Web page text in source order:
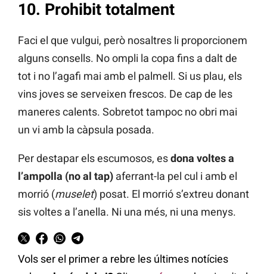
10. Prohibit totalment
Faci el que vulgui, però nosaltres li proporcionem
alguns consells. No ompli la copa fins a dalt de
tot i no l’agafi mai amb el palmell. Si us plau, els
vins joves se serveixen frescos. De cap de les
maneres calents. Sobretot tampoc no obri mai
un vi amb la càpsula posada.
Per destapar els escumosos, esdona voltes a
l’ampolla (no al tap) aferrant-la pel cul i amb el
morrió (muselet) posat. El morrió s’extreu donant
sis voltes a l’anella. Ni una més, ni una menys.
Vols ser el primer a rebre les últimes notícies